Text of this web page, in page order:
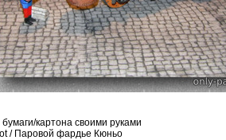
картона своими руками
/ Паровой фардье Кюньо